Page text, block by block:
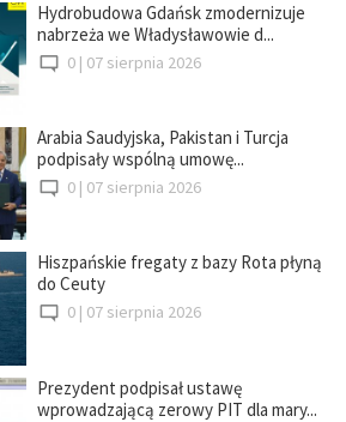
Hydrobudowa Gdańsk zmodernizuje
nabrzeża we Władysławowie d...
0 | 07 sierpnia 2026
Arabia Saudyjska, Pakistan i Turcja
podpisały wspólną umowę...
0 | 07 sierpnia 2026
Hiszpańskie fregaty z bazy Rota płyną
do Ceuty
0 | 07 sierpnia 2026
Prezydent podpisał ustawę
wprowadzającą zerowy PIT dla mary...